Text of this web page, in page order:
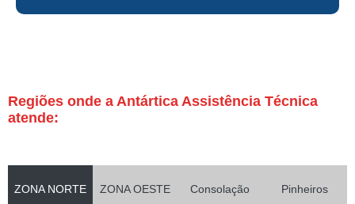
Regiões onde a Antártica Assistência Técnica
atende:
ZONA NORTE ZONA OESTE Consolação Pinheiros